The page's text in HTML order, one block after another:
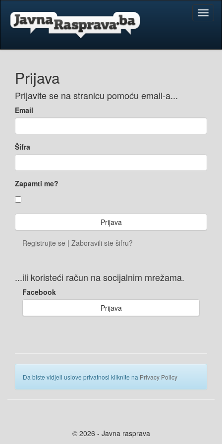
Prijava
Prijavite se na stranicu pomoću email-a...
Email
Šifra
Zapamti me?
Registrujte se | Zaboravili ste šifru?
...ili koristeći račun na socijalnim mrežama.
Facebook
Prijava
Da biste vidjeli uslove privatnosi kliknite na Privacy Policy
© 2026 - Javna rasprava